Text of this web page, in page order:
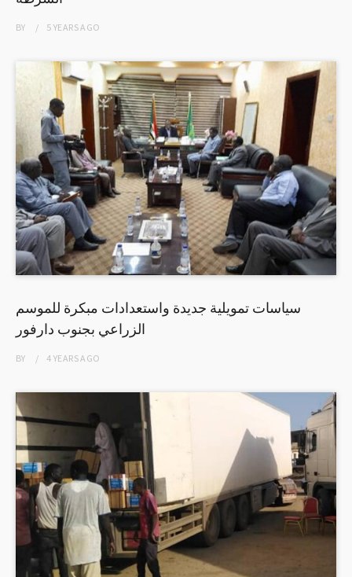
BY 5 YEARSAGO
سياسات تمويلية جديدة واستعدادات مبكرة للموسم
الزراعي بجنوب دارفور
BY 4 YEARSAGO